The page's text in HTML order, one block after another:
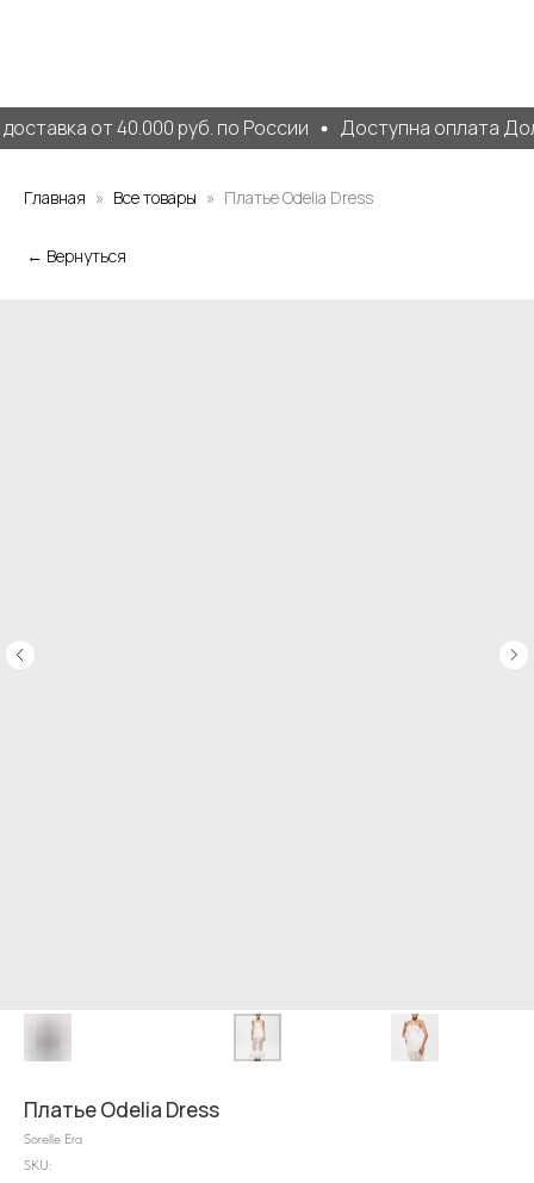
от 40.000 руб. по России Доступна оплата
Главная Все товары Платье Odelia Dress
← Вернуться
Платье Odelia Dress
Sorelle Era
SKU: